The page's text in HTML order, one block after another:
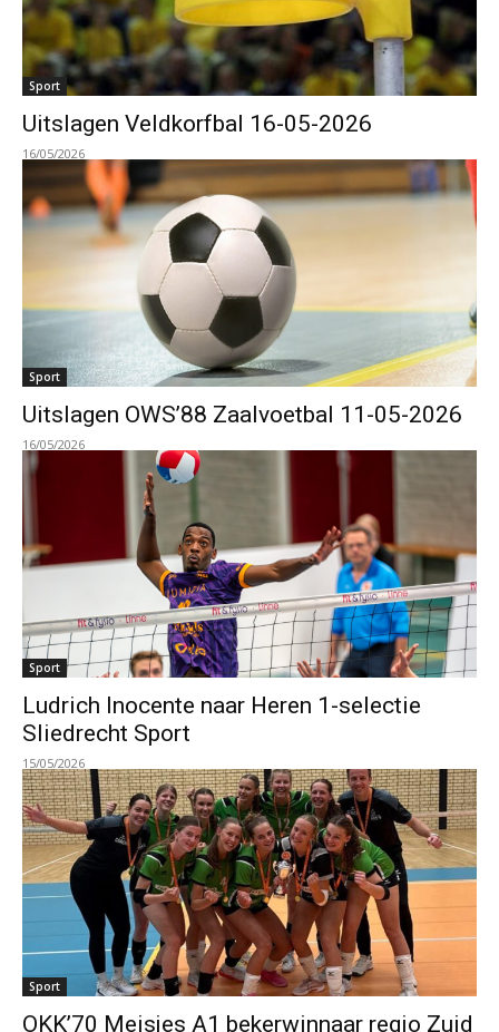
Sport
Uitslagen Veldkorfbal 16-05-2026
16/05/2026
Sport
Uitslagen OWS’88 Zaalvoetbal 11-05-2026
16/05/2026
Sport
Ludrich Inocente naar Heren 1-selectie
Sliedrecht Sport
15/05/2026
Sport
OKK’70 Meisjes A1 bekerwinnaar regio Zuid